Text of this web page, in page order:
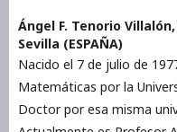
Ángel F. Tenorio Villalón,
Sevilla (ESPAÑA)
Nacido el 7 de julio de
Matemáticas por la
Doctor por esa misma